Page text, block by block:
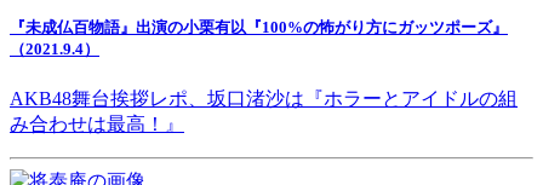
『未成仏百物語』出演の小栗有以『100%の怖がり方にガッツポーズ』
（2021.9.4）
AKB48舞台挨拶レポ、坂口渚沙は『ホラーとアイドルの組
み合わせは最高！』